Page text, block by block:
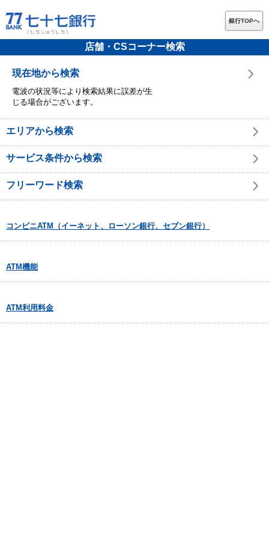
銀行TOPへ
店舗・CSコーナー検索
現在地から検索
電波の状況等により検索結果に誤差が生
じる場合がございます。
エリアから検索
サービス条件から検索
フリーワード検索
コンビニATM（イーネット、ローソン銀行、セブン銀行）
ATM機能
ATM利用料金